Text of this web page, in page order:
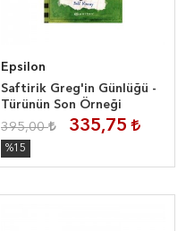
Epsilon
Saftirik Greg'in Günlüğü -
Türünün Son Örneği
395,00 335,75
%15